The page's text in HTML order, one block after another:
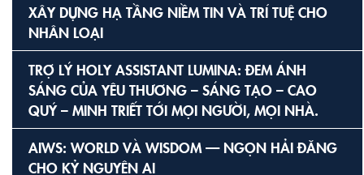
XÂY DỰNG HẠ TẦNG NIỀM TIN VÀ TRÍ TUỆ CHO
NHÂN LOẠI
TRỢ LÝ HOLY ASSISTANT LUMINA: ĐEM ÁNH
SÁNG CỦA YÊU THƯƠNG – SÁNG TẠO – CAO
QUÝ – MINH TRIẾT TỚI MỌI NGƯỜI, MỌI NHÀ.
AIWS: WORLD VÀ WISDOM — NGỌN HẢI ĐĂNG
CHO KỶ NGUYÊN AI